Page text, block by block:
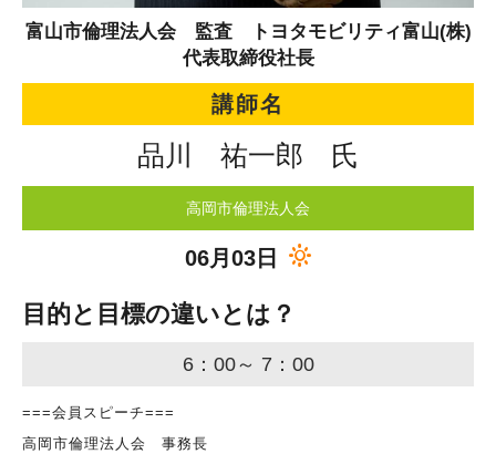
富山市倫理法人会 監査 トヨタモビリティ富山(株)
代表取締役社長
講師名
品川 祐一郎 氏
高岡市倫理法人会
06月03日
目的と目標の違いとは？
6：00～ 7：00
===会員スピーチ===
高岡市倫理法人会 事務長